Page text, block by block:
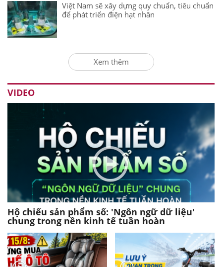
Việt Nam sẽ xây dựng quy chuẩn, tiêu chuẩn
để phát triển điện hạt nhân
Xem thêm
VIDEO
Hộ chiếu sản phẩm số: 'Ngôn ngữ dữ liệu'
chung trong nền kinh tế tuần hoàn